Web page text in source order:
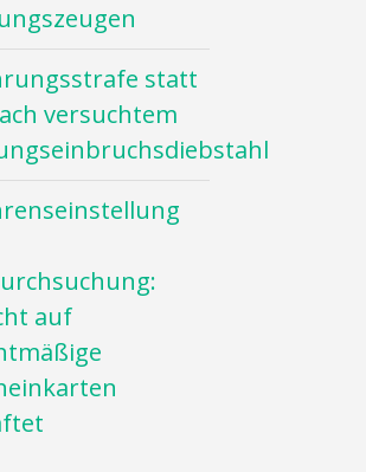
statt
versuchtem
auf